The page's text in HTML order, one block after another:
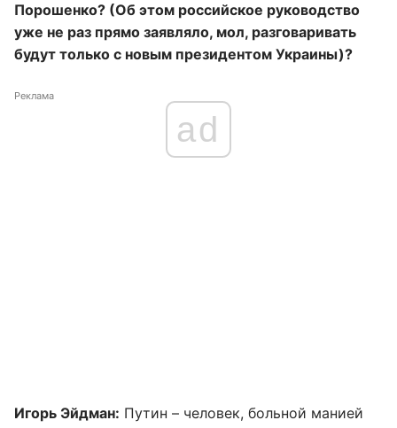
Порошенко? (Об этом российское руководство
уже не раз прямо заявляло, мол, разговаривать
будут только с новым президентом Украины)?
Реклама
ad
Игорь Эйдман: Путин – человек, больной манией